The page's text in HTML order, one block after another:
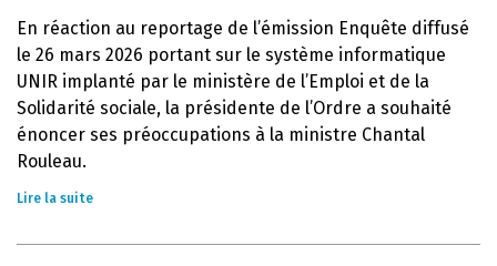
En réaction au reportage de l’émission Enquête diffusé
le 26 mars 2026 portant sur le système informatique
UNIR implanté par le ministère de l’Emploi et de la
Solidarité sociale, la présidente de l’Ordre a souhaité
énoncer ses préoccupations à la ministre Chantal
Rouleau.
Lire la suite